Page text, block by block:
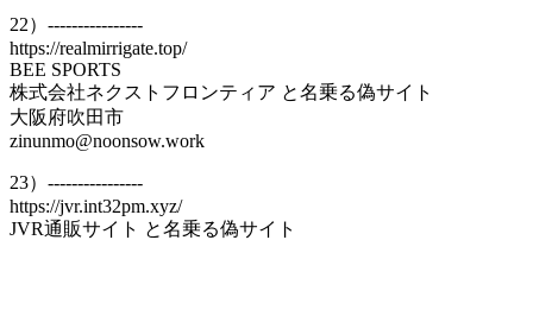
22）----------------
https://realmirrigate.top/
BEE SPORTS
株式会社ネクストフロンティア と名乗る偽サイト
大阪府吹田市
zinunmo@noonsow.work
23）----------------
https://jvr.int32pm.xyz/
JVR通販サイト と名乗る偽サイト